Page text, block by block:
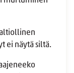
ei näytä siltä.